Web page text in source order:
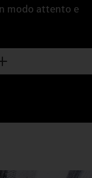
modo attento e